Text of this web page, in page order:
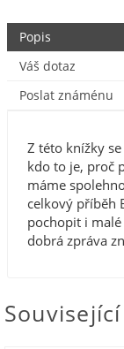
Popis
Váš dotaz
Poslat známénu
Z této knížky
kdo to je, proč
máme
celkový příběh
pochopit i
dobrá zpráva